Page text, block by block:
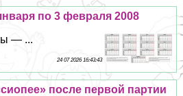
по 3 февраля 2008
— ...
24 07 2026 16:43:43
после первой партии